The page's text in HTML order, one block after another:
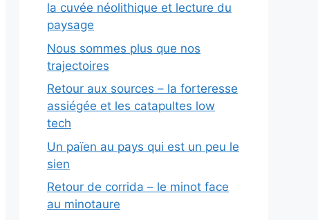
la cuvée néolithique et lecture du
paysage
Nous sommes plus que nos
trajectoires
Retour aux sources – la forteresse
assiégée et les catapultes low
tech
Un païen au pays qui est un peu le
sien
Retour de corrida – le minot face
au minotaure